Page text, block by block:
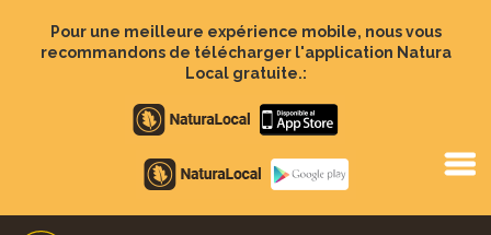
contenu
Pour une meilleure expérience mobile, nous vous
recommandons de télécharger l'application Natura
Local gratuite.:
Apple
store
Google
Play